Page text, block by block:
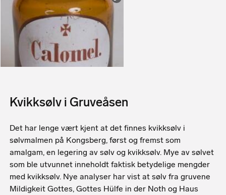
Kvikksølv i Gruveåsen
Det har lenge vært kjent at det finnes kvikksølv i
sølvmalmen på Kongsberg, først og fremst som
amalgam, en legering av sølv og kvikksølv. Mye av sølvet
som ble utvunnet inneholdt faktisk betydelige mengder
med kvikksølv. Nye analyser har vist at sølv fra gruvene
Mildigkeit Gottes, Gottes Hülfe in der Noth og Haus